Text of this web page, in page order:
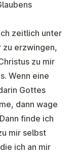
zeitlich unter
zu erzwingen,
zu mir
Wenn eine
Gottes
dann wage
finde ich
mir selbst
ich an mir